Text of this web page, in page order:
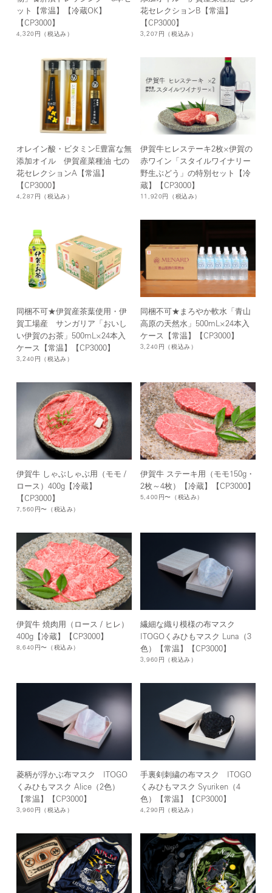
ット【常温】【冷蔵OK】
【CP3000】
4,320円 （税込み）
花セレクションB【常温】
【CP3000】
3,207円 （税込み）
オレイン酸・ビタミンE豊富な無
添加オイル 伊賀産菜種油 七の
花セレクションA【常温】
【CP3000】
4,287円 （税込み）
伊賀牛ヒレステーキ2枚×伊賀の
赤ワイン「スタイルワイナリー
野生ぶどう」の特別セット【冷
蔵】【CP3000】
11,920円 （税込み）
同梱不可★伊賀産茶葉使用・伊
賀工場産 サンガリア「おいし
い伊賀のお茶」500mL×24本入
ケース【常温】【CP3000】
3,240円 （税込み）
同梱不可★まろやか軟水「青山
高原の天然水」500mL×24本入
ケース【常温】【CP3000】
3,240円 （税込み）
伊賀牛 しゃぶしゃぶ用（モモ /
ロース）400g【冷蔵】
【CP3000】
7,560円〜 （税込み）
伊賀牛 ステーキ用（モモ150g・
2枚～4枚）【冷蔵】【CP3000】
5,400円〜 （税込み）
伊賀牛 焼肉用（ロース / ヒレ）
400g【冷蔵】【CP3000】
8,640円〜 （税込み）
繊細な織り模様の布マスク
ITOGOくみひもマスク Luna（3
色）【常温】【CP3000】
3,960円 （税込み）
菱柄が浮かぶ布マスク ITOGO
くみひもマスク Alice（2色）
【常温】【CP3000】
3,960円 （税込み）
手裏剣刺繍の布マスク ITOGO
くみひもマスク Syuriken（4
色）【常温】【CP3000】
4,290円 （税込み）